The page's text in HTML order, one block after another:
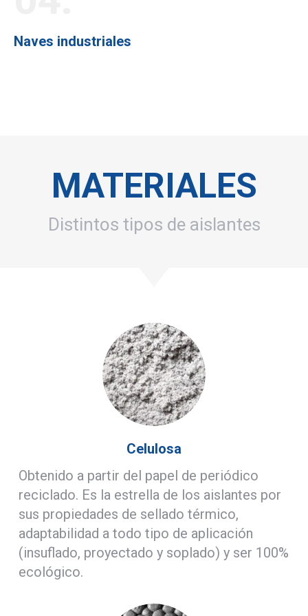
Naves industriales
MATERIALES
Distintos tipos de aislantes
Celulosa
Obtenido a partir del papel de periódico
reciclado. Es la estrella de los aislantes por
sus propiedades de sellado térmico,
adaptabilidad a todo tipo de aplicación
(insuflado, proyectado y soplado) y ser 100%
ecológico.